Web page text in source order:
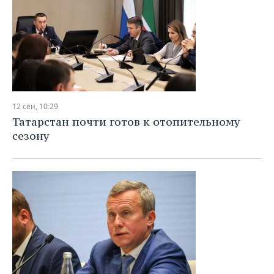
12 сен, 10:29
Татарстан почти готов к отопительному
сезону